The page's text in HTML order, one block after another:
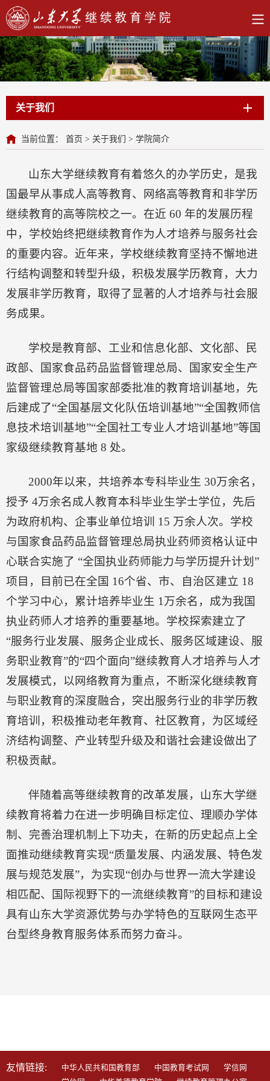
关于我们
当前位置： 首页 > 关于我们 > 学院简介
山东大学继续教育有着悠久的办学历史，是我
国最早从事成人高等教育、网络高等教育和非学历
继续教育的高等院校之一。在近 60 年的发展历程
中，学校始终把继续教育作为人才培养与服务社会
的重要内容。近年来，学校继续教育坚持不懈地进
行结构调整和转型升级，积极发展学历教育，大力
发展非学历教育，取得了显著的人才培养与社会服
务成果。
学校是教育部、工业和信息化部、文化部、民
政部、国家食品药品监督管理总局、国家安全生产
监督管理总局等国家部委批准的教育培训基地，先
后建成了“全国基层文化队伍培训基地”“全国教师信
息技术培训基地”“全国社工专业人才培训基地”等国
家级继续教育基地 8 处。
2000年以来，共培养本专科毕业生 30万余名，
授予 4万余名成人教育本科毕业生学士学位，先后
为政府机构、企事业单位培训 15 万余人次。学校
与国家食品药品监督管理总局执业药师资格认证中
心联合实施了 “全国执业药师能力与学历提升计划”
项目，目前已在全国 16个省、市、自治区建立 18
个学习中心，累计培养毕业生 1万余名，成为我国
执业药师人才培养的重要基地。学校探索建立了
“服务行业发展、服务企业成长、服务区域建设、服
务职业教育”的“四个面向”继续教育人才培养与人才
发展模式，以网络教育为重点，不断深化继续教育
与职业教育的深度融合，突出服务行业的非学历教
育培训，积极推动老年教育、社区教育，为区域经
济结构调整、产业转型升级及和谐社会建设做出了
积极贡献。
伴随着高等继续教育的改革发展，山东大学继
续教育将着力在进一步明确目标定位、理顺办学体
制、完善治理机制上下功夫，在新的历史起点上全
面推动继续教育实现“质量发展、内涵发展、特色发
展与规范发展”，为实现“创办与世界一流大学建设
相匹配、国际视野下的一流继续教育”的目标和建设
具有山东大学资源优势与办学特色的互联网生态平
台型终身教育服务体系而努力奋斗。
友情链接: 中华人民共和国教育部 中国教育考试网
学信网